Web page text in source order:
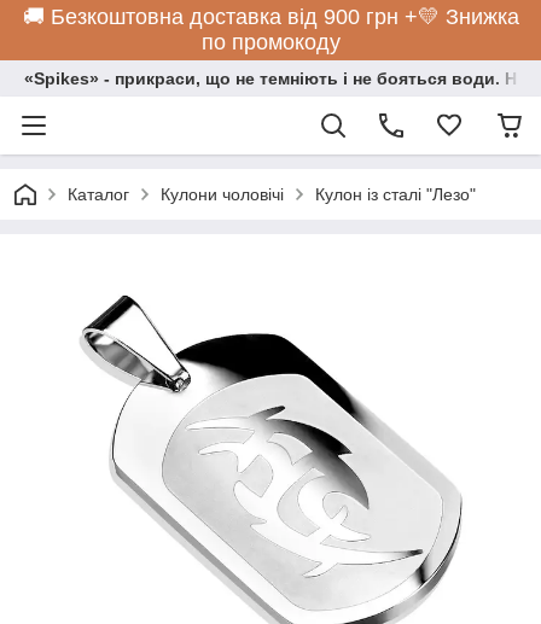
🚚 Безкоштовна доставка від 900 грн +💛 Знижка
по промокоду
«Spikes» - прикраси, що не темніють і не бояться води.
Каталог Кулони чоловічі Кулон із сталі "Лезо"